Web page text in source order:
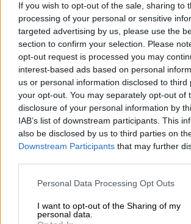
If you wish to opt-out of the sale, sharing to
processing of your personal or sensitive
targeted advertising by us, please use the
section to confirm your selection. Please
opt-out request is processed you may
interest-based ads based on personal
us or personal information disclosed to third
your opt-out. You may separately opt-out of
disclosure of your personal information by
IAB’s list of downstream participants. This
also be disclosed by us to third parties on
Downstream Participants that may further
Please note that this website/app uses one
not limited to your visit or usage behaviour.
grant or deny consent to Google and its
Personal Data Processing Opt Outs
I want to opt-out of the Sharing of my
personal data.
Μαρτυρίες για το
σχέσης
Μετά το τραγικό τέλος,
για την κατάσταση που
σπίτι. Φίλοι της αναφέρουν ότι
μιλήσει για σοβαρά προβλήματα